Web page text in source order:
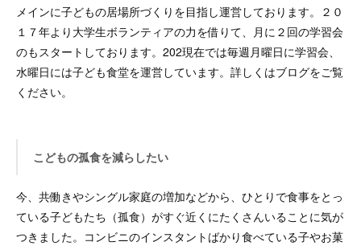
メインに子どもの居場所づくりを目指し運営しております。２０
１７年より大学生ボランティアの力を借りて、月に２回の学習会
のもスタートしております。202現在では毎週月曜日に学習会、
水曜日には子ども食堂を運営しています。詳しくはブログをご覧
ください。
こどもの孤食を減らしたい
今、共働きやシングル家庭の増加などから、ひとりで食事をとっ
ている子どもたち（孤食）がすぐ近くにたくさんいることに気が
つきました。コンビニのインスタントばかり食べている子やお菓